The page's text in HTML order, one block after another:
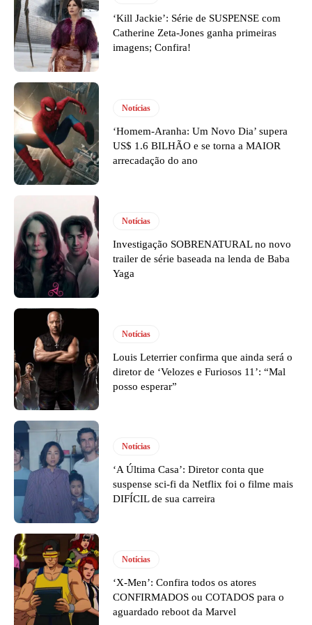
‘Kill Jackie’: Série de SUSPENSE com
Catherine Zeta-Jones ganha primeiras
imagens; Confira!
Notícias
‘Homem-Aranha: Um Novo Dia’ supera
US$ 1.6 BILHÃO e se torna a MAIOR
arrecadação do ano
Notícias
Investigação SOBRENATURAL no novo
trailer de série baseada na lenda de Baba
Yaga
Notícias
Louis Leterrier confirma que ainda será o
diretor de ‘Velozes e Furiosos 11’: “Mal
posso esperar”
Notícias
‘A Última Casa’: Diretor conta que
suspense sci-fi da Netflix foi o filme mais
DIFÍCIL de sua carreira
Notícias
‘X-Men’: Confira todos os atores
CONFIRMADOS ou COTADOS para o
aguardado reboot da Marvel